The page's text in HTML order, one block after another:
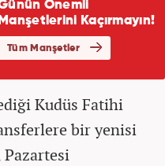
Kudüs Fatihi
bir yenisi
Pazartesi